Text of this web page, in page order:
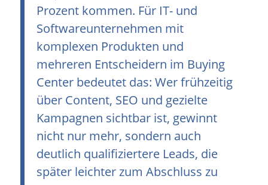
Prozent kommen. Für IT- und
Softwareunternehmen mit
komplexen Produkten und
mehreren Entscheidern im Buying
Center bedeutet das: Wer frühzeitig
über Content, SEO und gezielte
Kampagnen sichtbar ist, gewinnt
nicht nur mehr, sondern auch
deutlich qualifiziertere Leads, die
später leichter zum Abschluss zu